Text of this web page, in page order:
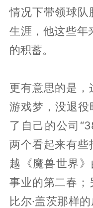
情况下带领球队
生涯，他这些年
的积蓄。
更有意思的是，
游戏梦，没退
了自己的公司
两个看起来有些
越《魔兽世界
事业的第二春；
比尔·盖茨那样